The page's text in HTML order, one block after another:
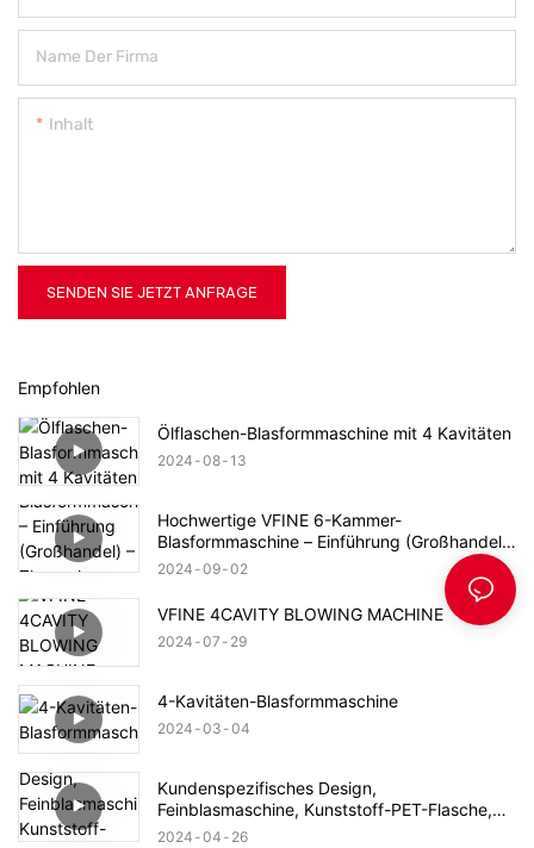
Name Der Firma
Inhalt
SENDEN SIE JETZT ANFRAGE
Empfohlen
Ölflaschen-Blasformmaschine mit 4 Kavitäten
2024 08 13
Hochwertige VFINE 6-Kammer-
Blasformmaschine – Einführung (Großhandel)
– Zhongshan Vfine Machinery Co., Ltd.
2024 09 02
VFINE 4CAVITY BLOWING MACHINE
2024 07 29
4-Kavitäten-Blasformmaschine
2024 03 04
Kundenspezifisches Design,
Feinblasmaschine, Kunststoff-PET-Flasche,
zeigt
2024 04 26